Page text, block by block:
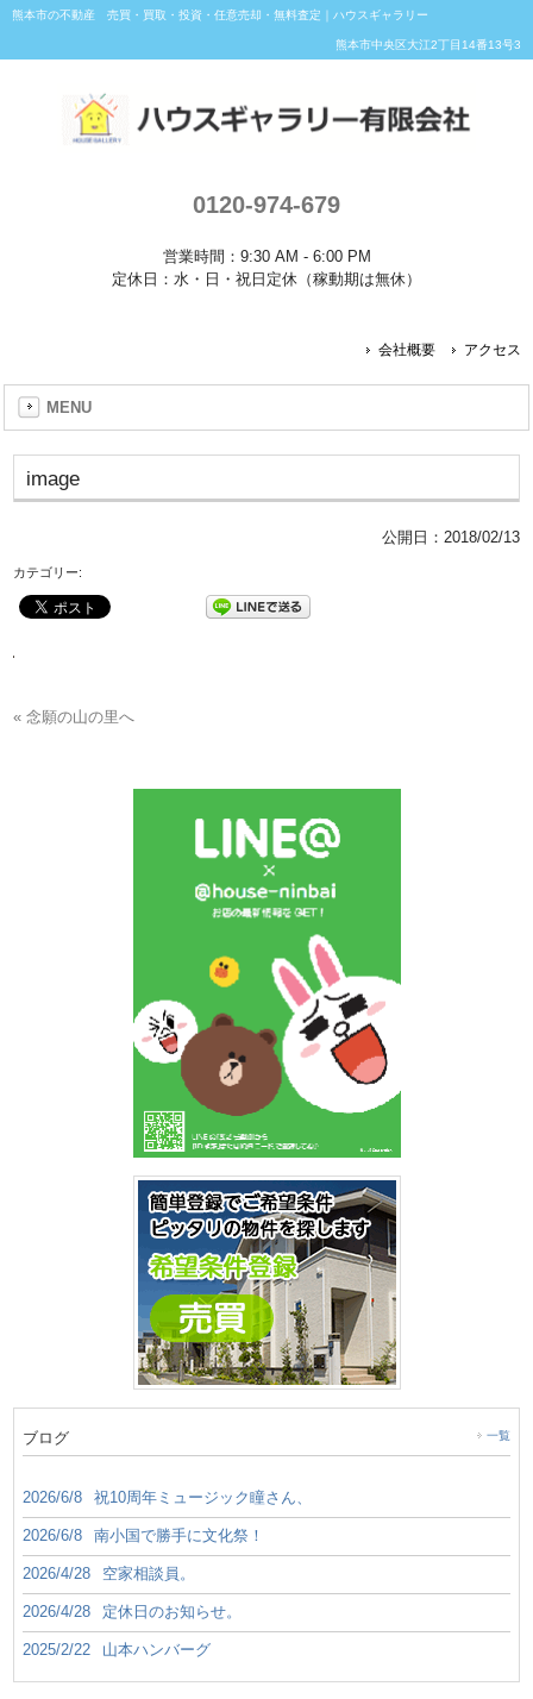
熊本市の不動産 売買・買取・投資・任意売却・無料査定｜ハウスギャラリー
熊本市中央区大江2丁目14番13号3
0120-974-679
営業時間：9:30 AM - 6:00 PM
定休日：水・日・祝日定休（稼動期は無休）
会社概要 アクセス
MENU
image
公開日： 2018/02/13
カテゴリー:
« 念願の山の里へ
ブログ 一覧
2026/6/8 祝10周年ミュージック瞳さん、
2026/6/8 南小国で勝手に文化祭！
2026/4/28 空家相談員。
2026/4/28 定休日のお知らせ。
2025/2/22 山本ハンバーグ